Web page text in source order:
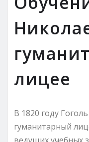
лицее
В 1820 году
гуманитарный